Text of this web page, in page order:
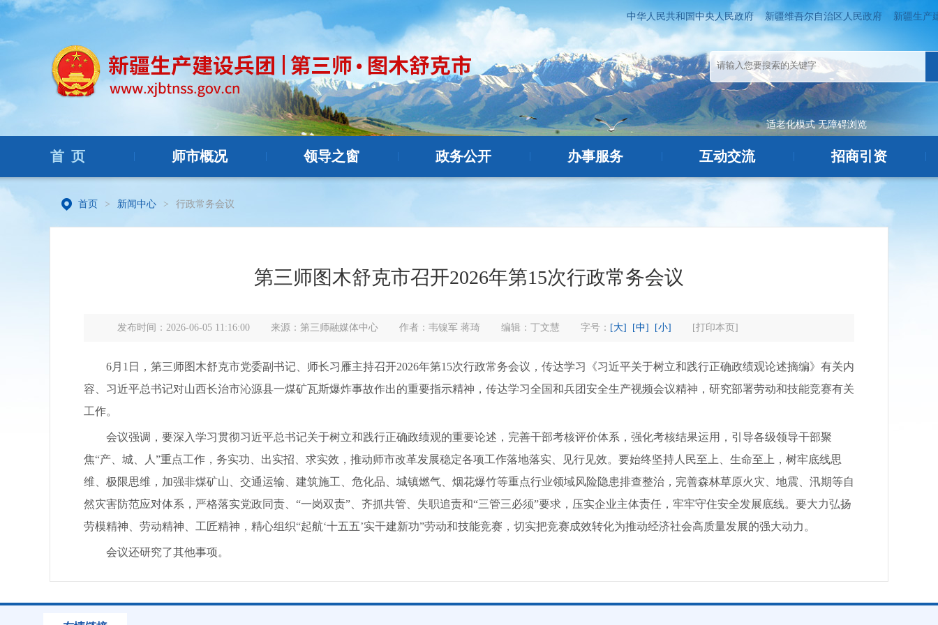
中华人民共和国中央人民政府 新疆维吾尔自治区人民政府 新疆生产
适老化模式 无障碍浏览
首 页 师市概况 领导之窗 政务公开 办事服务 互动交流 招商引资
首页 > 新闻中心 > 行政常务会议
第三师图木舒克市召开2026年第15次行政常务会议
发布时间：2026-06-05 11:16:00 来源：第三师融媒体中心 作者：韦镍军 蒋琦 编辑：丁文慧 字号： [大] [中] [小] [打印本页]
6月1日，第三师图木舒克市党委副书记、师长习雁主持召开2026年第15次行政常务会议，传达学习《习近平关于树立和践行正确政绩观论述摘编》有关内
容、习近平总书记对山西长治市沁源县一煤矿瓦斯爆炸事故作出的重要指示精神，传达学习全国和兵团安全生产视频会议精神，研究部署劳动和技能竞赛有关
工作。
会议强调，要深入学习贯彻习近平总书记关于树立和践行正确政绩观的重要论述，完善干部考核评价体系，强化考核结果运用，引导各级领导干部聚
焦“产、城、人”重点工作，务实功、出实招、求实效，推动师市改革发展稳定各项工作落地落实、见行见效。要始终坚持人民至上、生命至上，树牢底线思
维、极限思维，加强非煤矿山、交通运输、建筑施工、危化品、城镇燃气、烟花爆竹等重点行业领域风险隐患排查整治，完善森林草原火灾、地震、汛期等自
然灾害防范应对体系，严格落实党政同责、“一岗双责”、齐抓共管、失职追责和“三管三必须”要求，压实企业主体责任，牢牢守住安全发展底线。要大力弘扬
劳模精神、劳动精神、工匠精神，精心组织“起航‘十五五’实干建新功”劳动和技能竞赛，切实把竞赛成效转化为推动经济社会高质量发展的强大动力。
会议还研究了其他事项。